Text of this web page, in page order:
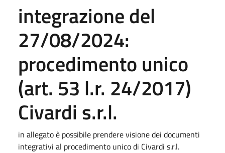
integrazione del
27/08/2024:
procedimento unico
(art. 53 l.r. 24/2017)
Civardi s.r.l.
in allegato è possibile prendere visione dei documenti
integrativi al procedimento unico di Civardi s.r.l.